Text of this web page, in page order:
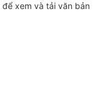
để xem và tải văn bản